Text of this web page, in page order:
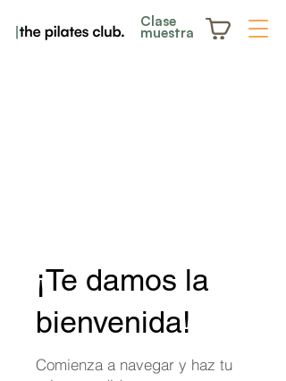
Clase
muestra
¡Te damos la
bienvenida!
Comienza a navegar y haz tu